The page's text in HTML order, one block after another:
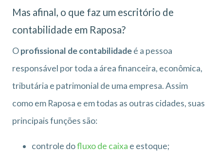
Mas afinal, o que faz um escritório de
contabilidade em Raposa?
Oprofissional de contabilidadeé a pessoa
responsável por toda a área financeira, econômica,
tributária e patrimonial de uma empresa. Assim
como em Raposa e em todas as outras cidades, suas
principais funções são:
controle dofluxo de caixa e estoque;